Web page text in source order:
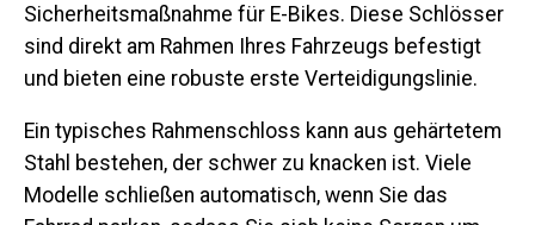
Sicherheitsmaßnahme für E-Bikes. Diese Schlösser
sind direkt am Rahmen Ihres Fahrzeugs befestigt
und bieten eine robuste erste Verteidigungslinie.
Ein typisches Rahmenschloss kann aus gehärtetem
Stahl bestehen, der schwer zu knacken ist. Viele
Modelle schließen automatisch, wenn Sie das